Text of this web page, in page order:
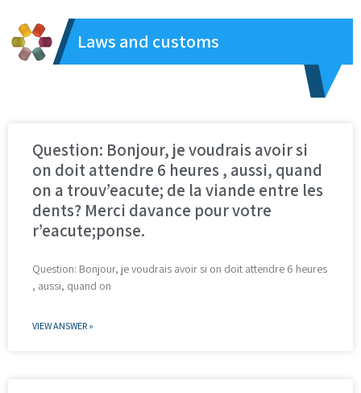
Laws and customs
Question: Bonjour, je voudrais avoir si
on doit attendre 6 heures , aussi, quand
on a trouv’eacute; de la viande entre les
dents? Merci davance pour votre
r’eacute;ponse.
Question: Bonjour, je voudrais avoir si on doit attendre 6 heures
, aussi, quand on
VIEW ANSWER »